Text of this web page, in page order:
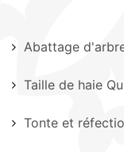
Abattage
Taille de haie
Tonte et